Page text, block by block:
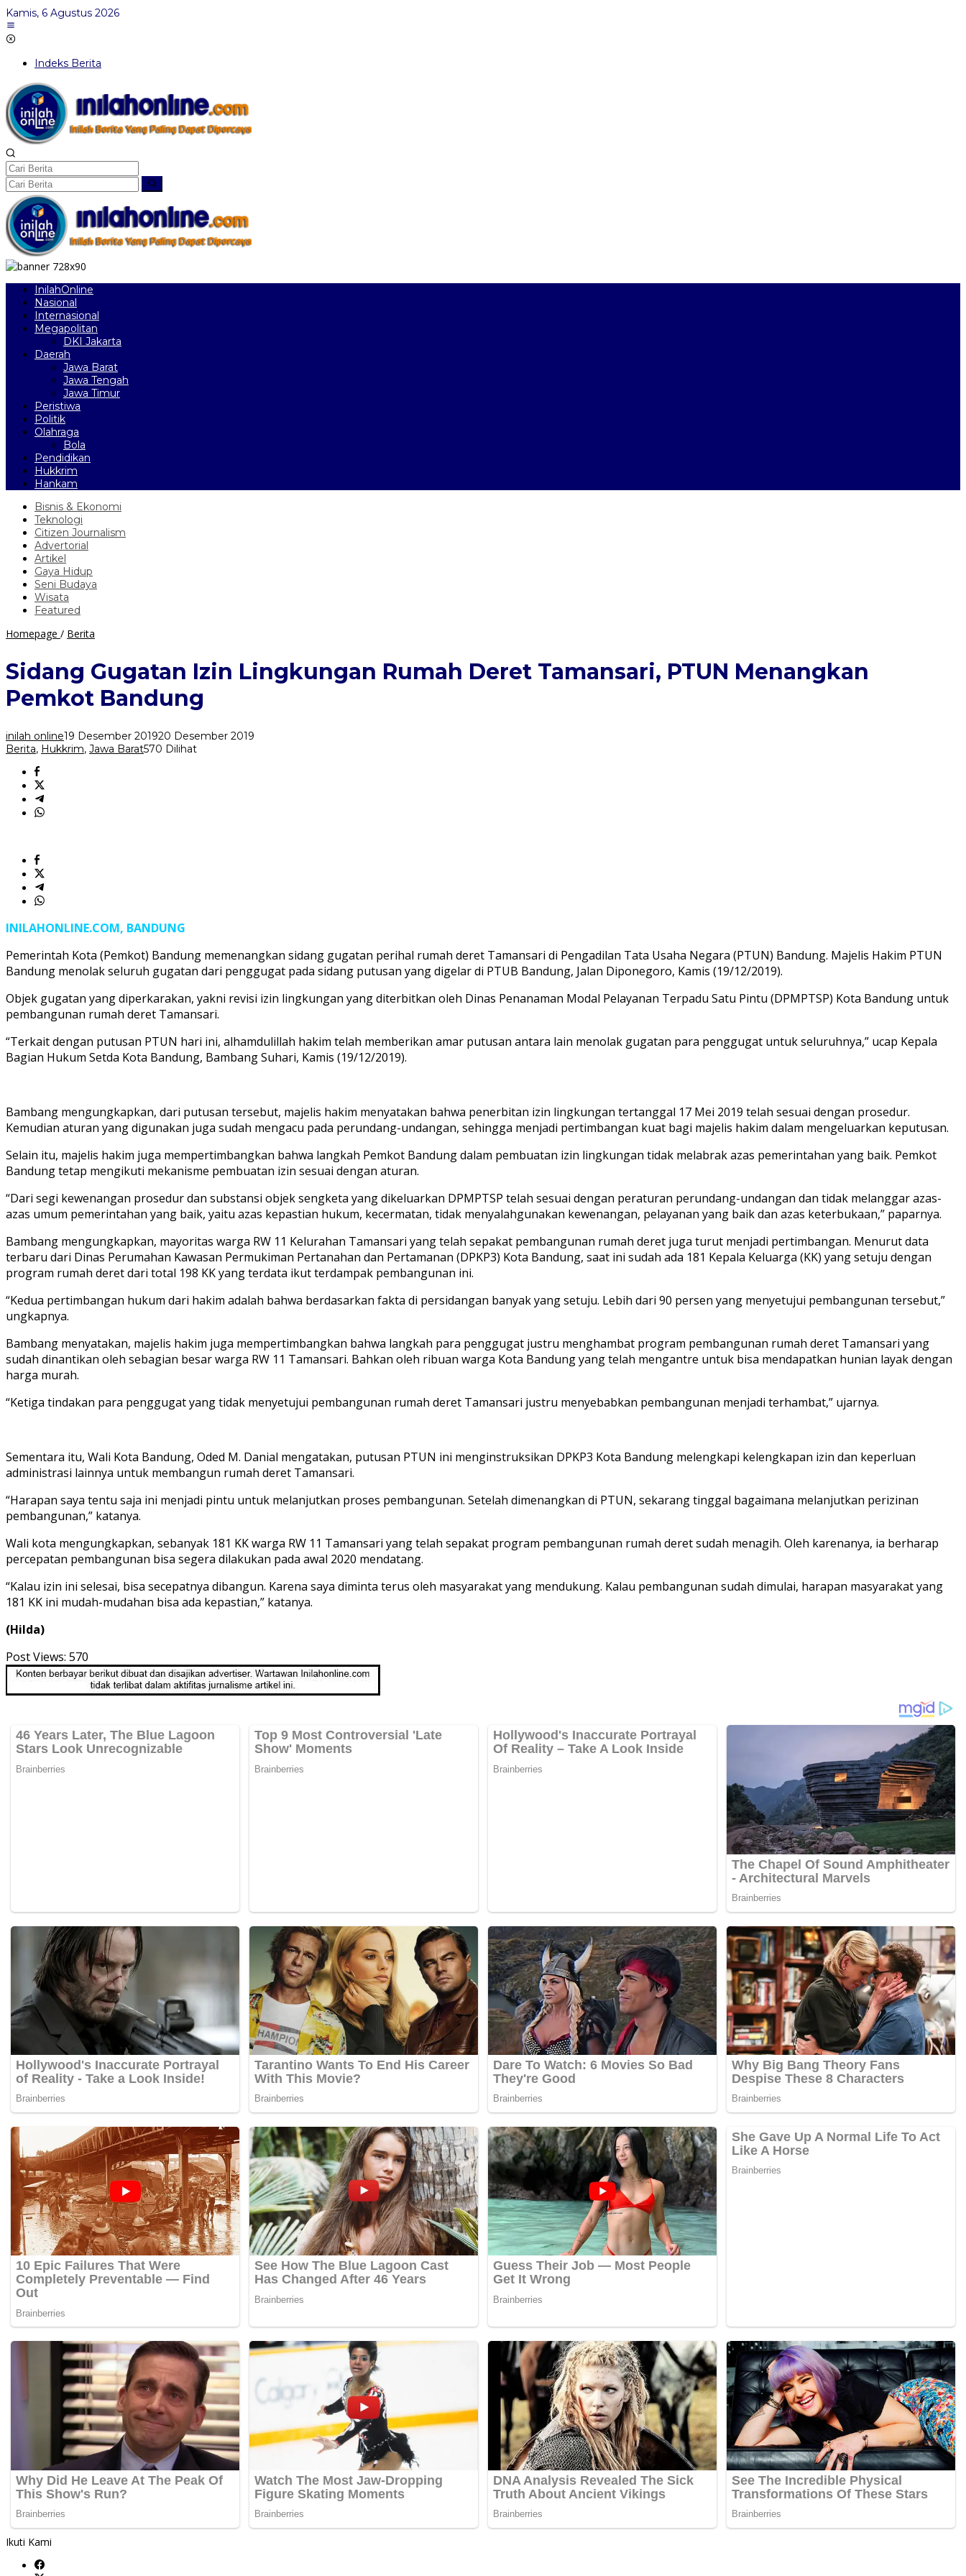
Lewati
ke
konten
Kamis, 6 Agustus 2026
Indeks Berita
InilahOnline
Nasional
Internasional
Megapolitan
DKI Jakarta
Daerah
Jawa Barat
Jawa Tengah
Jawa Timur
Peristiwa
Politik
Olahraga
Bola
Pendidikan
Hukkrim
Hankam
Bisnis & Ekonomi
Teknologi
Citizen Journalism
Advertorial
Artikel
Gaya Hidup
Seni Budaya
Wisata
Featured
Homepage / Berita
Izin
Lingkungan
Rumah
Deret
PTUN
Menangkan
Pemkot
Sidang Gugatan Izin Lingkungan Rumah Deret Tamansari, PTUN Menangkan
Pemkot Bandung
inilah online19 Desember 201920 Desember 2019
Berita, Hukkrim, Jawa Barat570 Dilihat
INILAHONLINE.COM, BANDUNG
Pemerintah Kota (Pemkot) Bandung memenangkan sidang gugatan perihal rumah deret Tamansari di Pengadilan Tata Usaha Negara (PTUN) Bandung. Majelis Hakim PTUN
Bandung menolak seluruh gugatan dari penggugat pada sidang putusan yang digelar di PTUB Bandung, Jalan Diponegoro, Kamis (19/12/2019).
Objek gugatan yang diperkarakan, yakni revisi izin lingkungan yang diterbitkan oleh Dinas Penanaman Modal Pelayanan Terpadu Satu Pintu (DPMPTSP) Kota Bandung untuk
pembangunan rumah deret Tamansari.
“Terkait dengan putusan PTUN hari ini, alhamdulillah hakim telah memberikan amar putusan antara lain menolak gugatan para penggugat untuk seluruhnya,” ucap Kepala
Bagian Hukum Setda Kota Bandung, Bambang Suhari, Kamis (19/12/2019).
Bambang mengungkapkan, dari putusan tersebut, majelis hakim menyatakan bahwa penerbitan izin lingkungan tertanggal 17 Mei 2019 telah sesuai dengan prosedur.
Kemudian aturan yang digunakan juga sudah mengacu pada perundang-undangan, sehingga menjadi pertimbangan kuat bagi majelis hakim dalam mengeluarkan keputusan.
Selain itu, majelis hakim juga mempertimbangkan bahwa langkah Pemkot Bandung dalam pembuatan izin lingkungan tidak melabrak azas pemerintahan yang baik. Pemkot
Bandung tetap mengikuti mekanisme pembuatan izin sesuai dengan aturan.
“Dari segi kewenangan prosedur dan substansi objek sengketa yang dikeluarkan DPMPTSP telah sesuai dengan peraturan perundang-undangan dan tidak melanggar azas-
azas umum pemerintahan yang baik, yaitu azas kepastian hukum, kecermatan, tidak menyalahgunakan kewenangan, pelayanan yang baik dan azas keterbukaan,” paparnya.
Bambang mengungkapkan, mayoritas warga RW 11 Kelurahan Tamansari yang telah sepakat pembangunan rumah deret juga turut menjadi pertimbangan. Menurut data
terbaru dari Dinas Perumahan Kawasan Permukiman Pertanahan dan Pertamanan (DPKP3) Kota Bandung, saat ini sudah ada 181 Kepala Keluarga (KK) yang setuju dengan
program rumah deret dari total 198 KK yang terdata ikut terdampak pembangunan ini.
“Kedua pertimbangan hukum dari hakim adalah bahwa berdasarkan fakta di persidangan banyak yang setuju. Lebih dari 90 persen yang menyetujui pembangunan tersebut,”
ungkapnya.
Bambang menyatakan, majelis hakim juga mempertimbangkan bahwa langkah para penggugat justru menghambat program pembangunan rumah deret Tamansari yang
sudah dinantikan oleh sebagian besar warga RW 11 Tamansari. Bahkan oleh ribuan warga Kota Bandung yang telah mengantre untuk bisa mendapatkan hunian layak dengan
harga murah.
“Ketiga tindakan para penggugat yang tidak menyetujui pembangunan rumah deret Tamansari justru menyebabkan pembangunan menjadi terhambat,” ujarnya.
Sementara itu, Wali Kota Bandung, Oded M. Danial mengatakan, putusan PTUN ini menginstruksikan DPKP3 Kota Bandung melengkapi kelengkapan izin dan keperluan
administrasi lainnya untuk membangun rumah deret Tamansari.
“Harapan saya tentu saja ini menjadi pintu untuk melanjutkan proses pembangunan. Setelah dimenangkan di PTUN, sekarang tinggal bagaimana melanjutkan perizinan
pembangunan,” katanya.
Wali kota mengungkapkan, sebanyak 181 KK warga RW 11 Tamansari yang telah sepakat program pembangunan rumah deret sudah menagih. Oleh karenanya, ia berharap
percepatan pembangunan bisa segera dilakukan pada awal 2020 mendatang.
“Kalau izin ini selesai, bisa secepatnya dibangun. Karena saya diminta terus oleh masyarakat yang mendukung. Kalau pembangunan sudah dimulai, harapan masyarakat yang
181 KK ini mudah-mudahan bisa ada kepastian,” katanya.
(Hilda)
Post Views: 570
Ikuti Kami